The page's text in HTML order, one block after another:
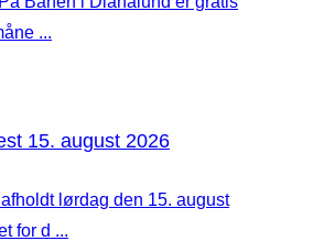
...
15. august 2026
lørdag den 15. august
for d ...